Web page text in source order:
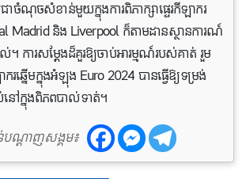
ា​ចំណុច​សំខាន់​មួយ​ក្នុង​ការ​ពិភាក្សា​ផ្ទេរ​កីឡាករ
Madrid និង Liverpool ក៏​តាម​ដាន​ស្ថានការណ៍​
ការសម្តែងដ៏គួរឱ្យចាប់អារម្មណ៍របស់គាត់ រួម
រឆ្នើមក្នុងអំឡុង Euro 2024 បានធ្វើឱ្យទម្រង់
នៅក្នុងពិភពបាល់ទាត់។
បណ្តាញសង្គម៖